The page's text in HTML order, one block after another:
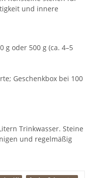
und innere
g oder 500 g (ca. 4–5
Geschenkbox bei 100
Trinkwasser. Steine
und regelmäßig